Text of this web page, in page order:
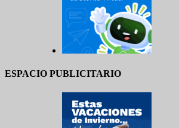
ESPACIO PUBLICITARIO